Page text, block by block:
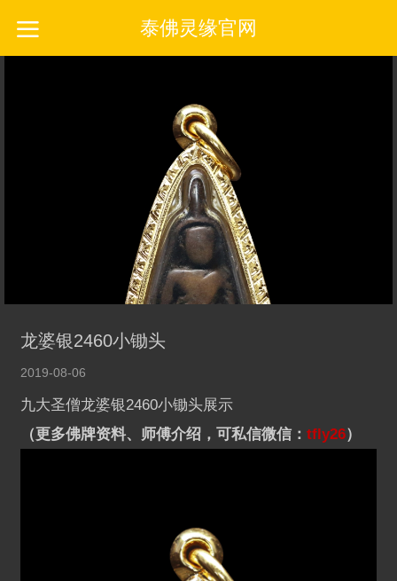
泰佛灵缘官网
龙婆银2460小锄头
2019-08-06
九大圣僧龙婆银2460小锄头展示
（更多佛牌资料、师傅介绍，可私信微信：tfly26）